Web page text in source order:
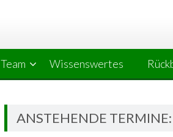
Team Wissenswertes
ANSTEHENDE TERMINE: